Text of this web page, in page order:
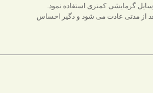
گرمایشی کمتری استفاده نمود.
از مدتی عادت می شود و دگیر احساس